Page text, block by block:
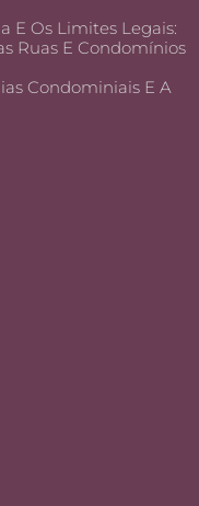
E Os Limites Legais:
Ruas E Condomínios
Condominiais E A